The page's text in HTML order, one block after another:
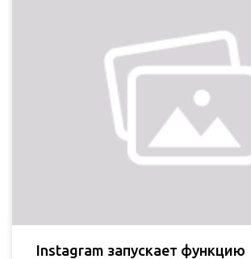
Instagram запускает функцию